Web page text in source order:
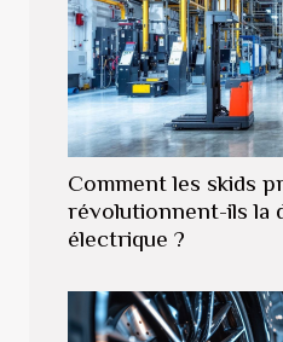
Comment les skids
révolutionnent-ils la
électrique ?